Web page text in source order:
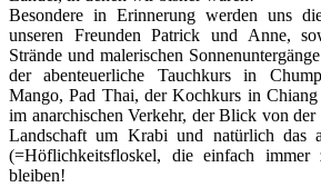
Besondere in Erinnerung werden uns
unseren Freunden Patrick und Anne,
Strände und malerischen
der abenteuerliche Tauchkurs in
Mango, Pad Thai, der Kochkurs in
im anarchischen Verkehr, der Blick von
Landschaft um Krabi und natürlich das
(=Höflichkeitsfloskel, die einfach
bleiben!